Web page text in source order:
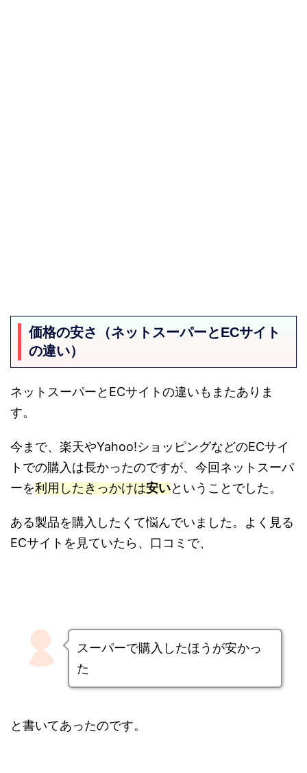
価格の安さ（ネットスーパーとECサイト
の違い）
ネットスーパーとECサイトの違いもまたありま
す。
今まで、楽天やYahoo!ショッピングなどのECサイ
トでの購入は長かったのですが、今回ネットスーパ
ーを利用したきっかけは安いということでした。
ある製品を購入したくて悩んでいました。よく見る
ECサイトを見ていたら、口コミで、
スーパーで購入したほうが安かっ
た
と書いてあったのです。